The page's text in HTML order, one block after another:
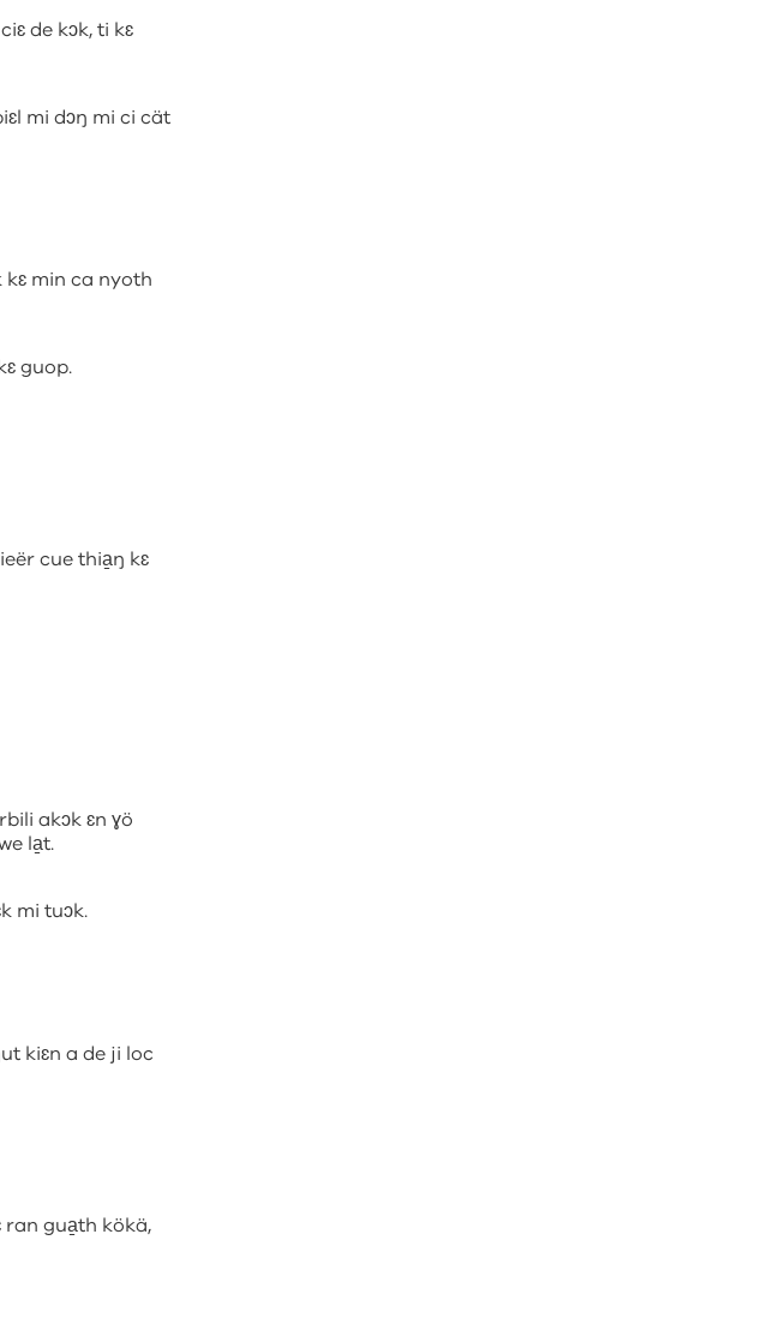
de kɔk, ti kɛ
mi dɔŋ mi ci cät
kɛ min ca nyoth
guop.
cue thia̱ŋ kɛ
akɔk ɛn ɣö
la̱t.
mi tuɔk.
kiɛn a de ji loc
ran gua̱th kökä,